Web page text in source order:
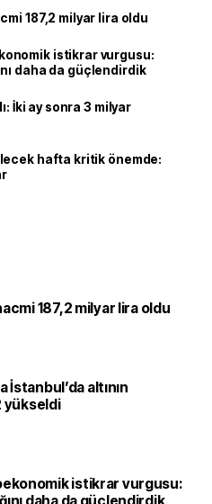
187,2 milyar lira oldu
istikrar vurgusu:
daha da güçlendirdik
İki ay sonra 3 milyar
hafta kritik önemde:
187,2 milyar lira oldu
altının
yükseldi
istikrar vurgusu: